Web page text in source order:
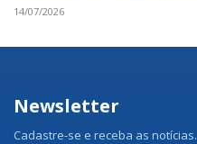
14/07/2026
Newsletter
Cadastre-se e receba as notícias.